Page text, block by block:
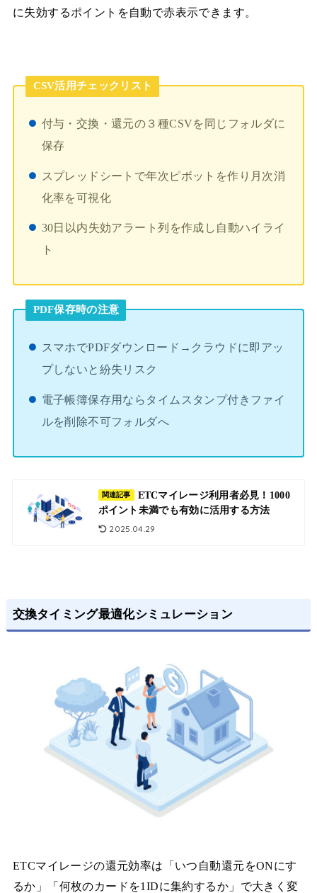
に失効するポイントを自動で赤表示できます。
CSV活用チェックリスト
付与・交換・還元の３種CSVを同じフォルダに
保存
スプレッドシートで年次ピボットを作り月次消
化率を可視化
30日以内失効アラート列を作成し自動ハイライ
ト
PDF保存時の注意
スマホでPDFダウンロード→クラウドに即アッ
プしないと紛失リスク
電子帳簿保存用ならタイムスタンプ付きファイ
ルを削除不可フォルダへ
関連記事
ETCマイレージ利用者必見！1000
ポイント未満でも有効に活用する方法
2025.04.29
交換タイミング最適化シミュレーション
ETCマイレージの還元効率は「いつ自動還元をONにす
るか」「何枚のカードを1IDに集約するか」で大きく変